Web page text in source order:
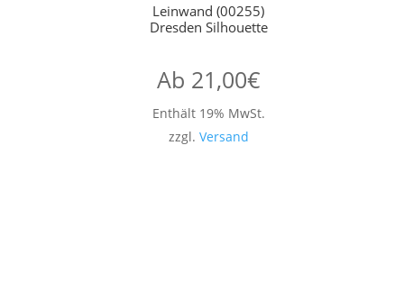
Leinwand (00255)
Dresden Silhouette
Ab 21,00€
Enthält 19% MwSt.
zzgl. Versand